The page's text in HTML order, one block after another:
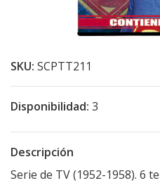
SKU: SCPTT211
Disponibilidad: 3
Descripción
Serie de TV (1952-1958). 6